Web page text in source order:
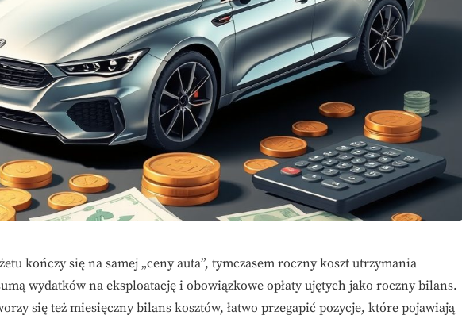
kończy się na samej „ceny auta”, tymczasem roczny koszt utrzymania
wydatków na eksploatację i obowiązkowe opłaty ujętych jako roczny bilans.
się też miesięczny bilans kosztów, łatwo przegapić pozycje, które pojawiają